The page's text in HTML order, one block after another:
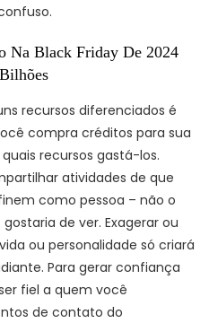
Na Black Friday De 2024
recursos diferenciados é
compra créditos para sua
recursos gastá-los.
atividades de que
como pessoa – não o
de ver. Exagerar ou
ou personalidade só criará
Para gerar confiança
fiel a quem você
de contato do